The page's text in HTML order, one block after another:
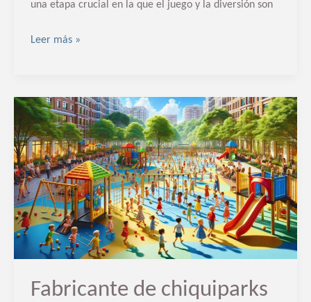
una etapa crucial en la que el juego y la diversión son
Leer más »
Fabricante de chiquiparks
Fabricante
de
chiquiparks
en
Salamanca